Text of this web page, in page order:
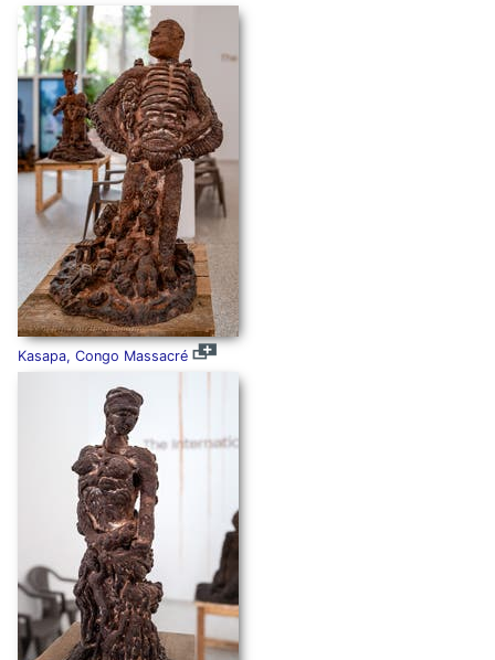
Kasapa, Congo Massacré